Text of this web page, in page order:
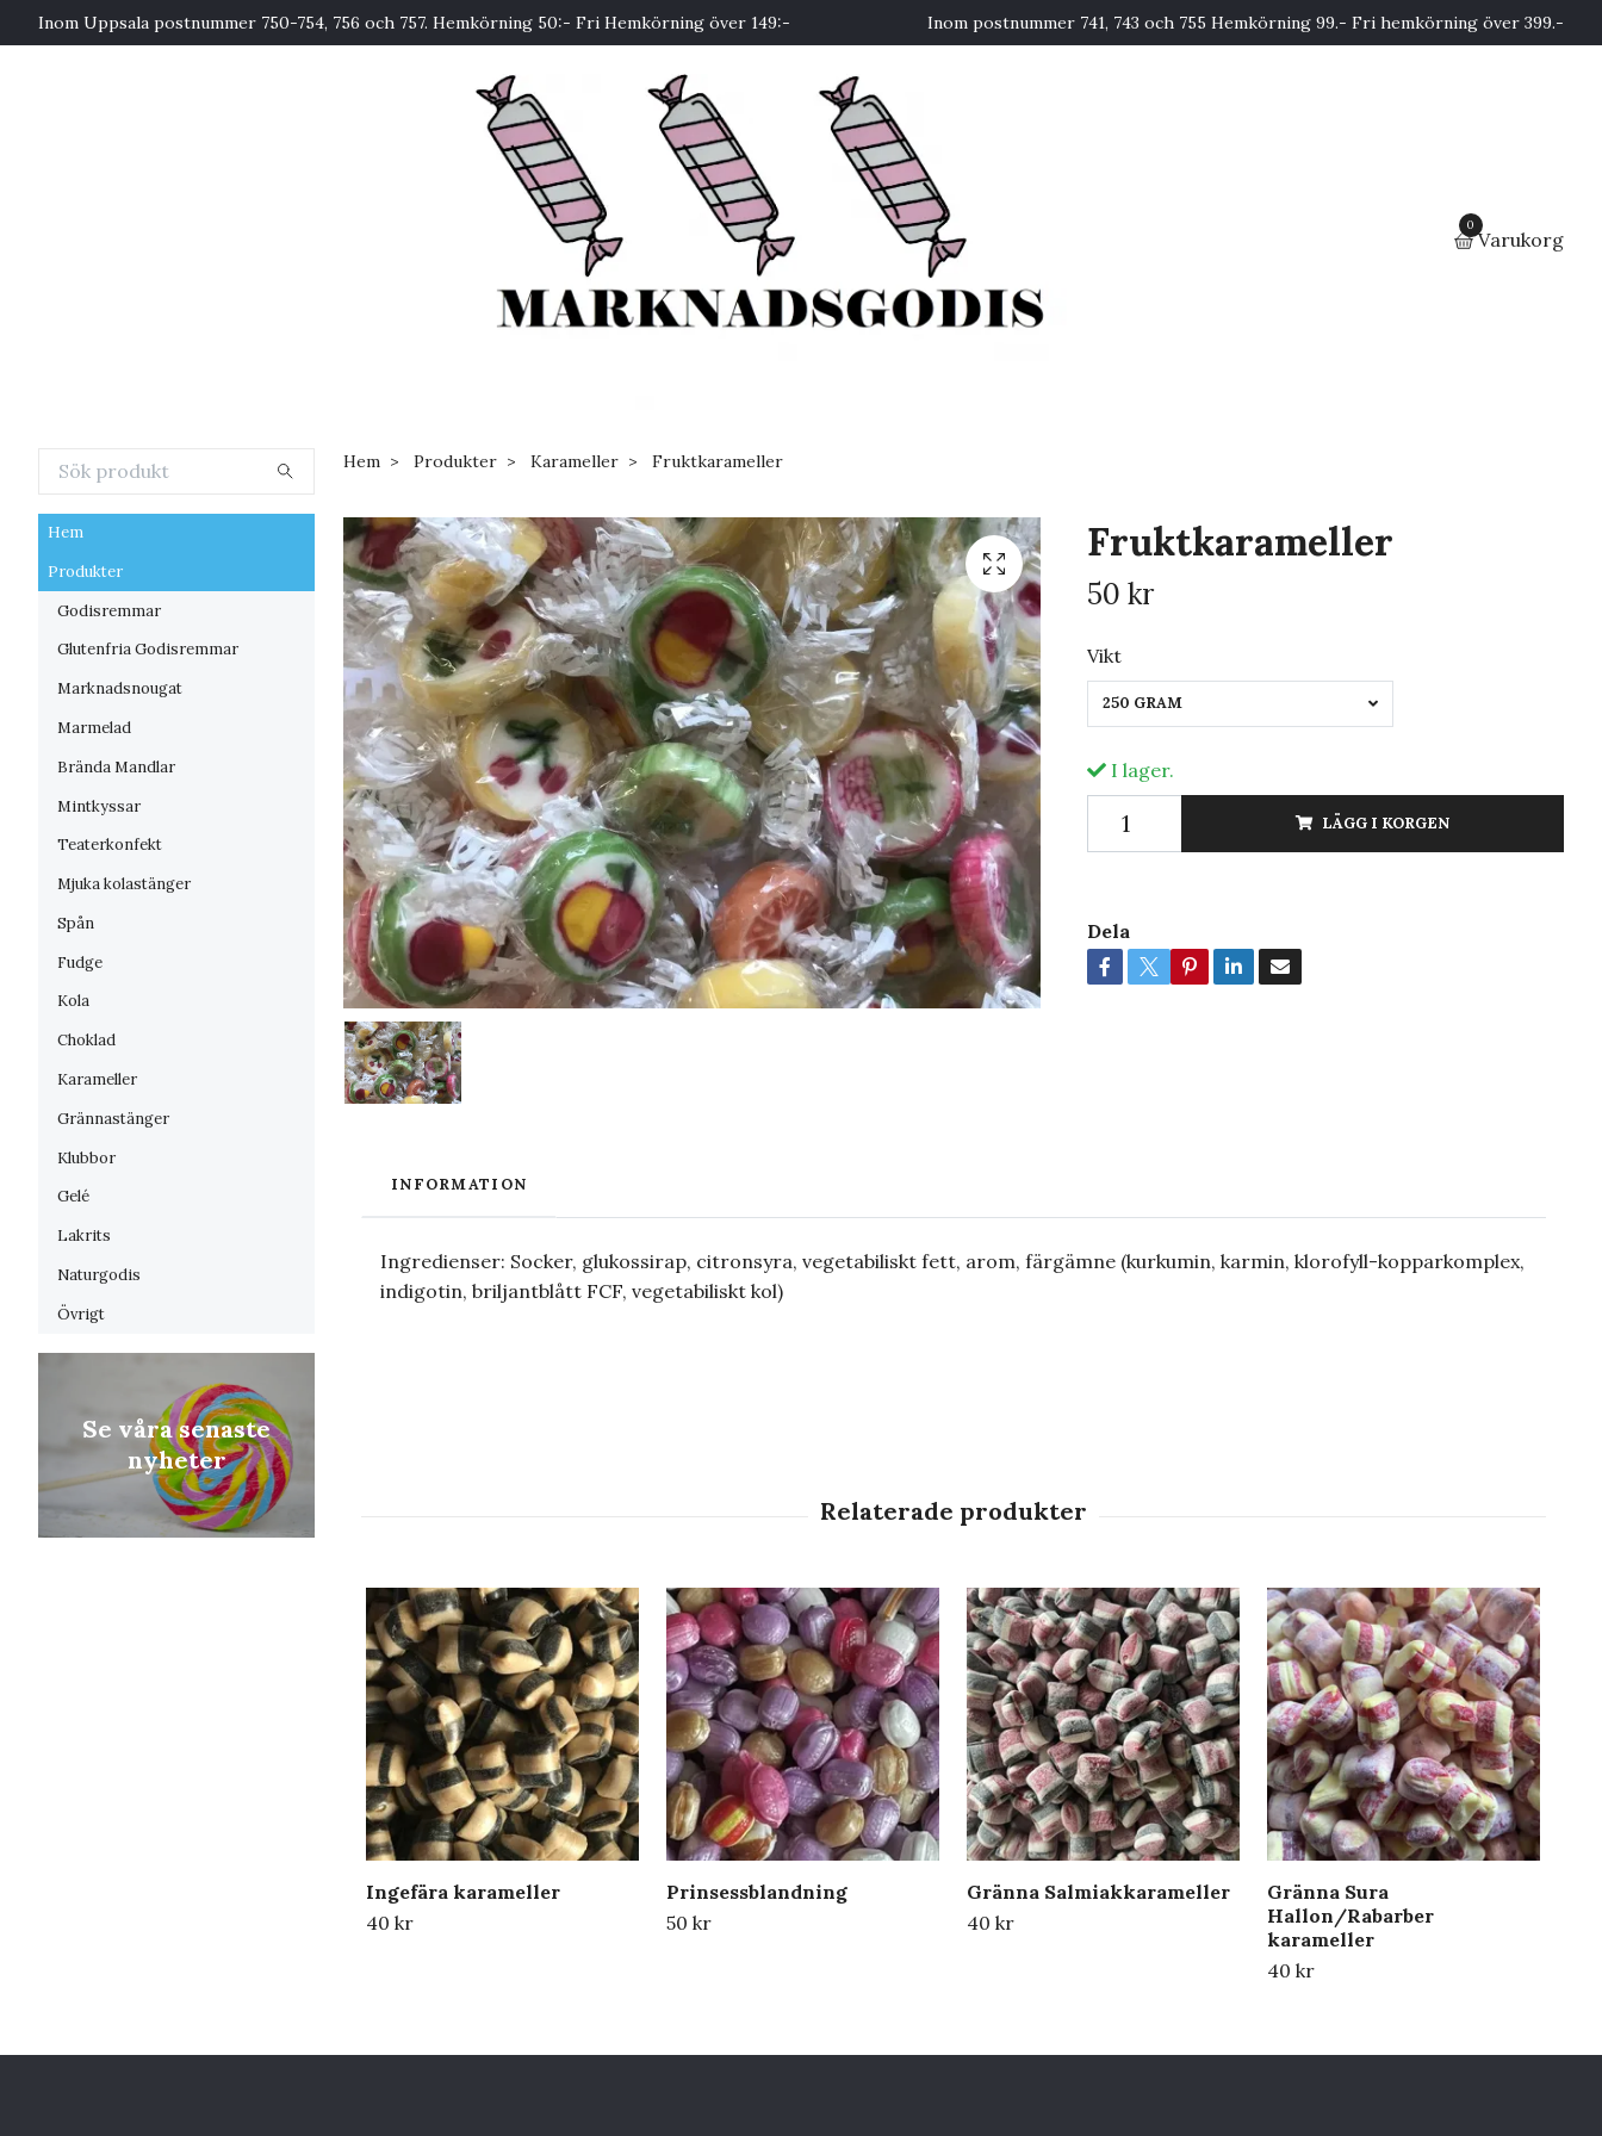
Inom Uppsala postnummer 750-754, 756 och 757. Hemkörning 50:- Fri Hemkörning över 149:- Inom postnummer 741, 743 och 755 Hemkörning 99.- Fri hemkörning över 399.-
0
Varukorg
Hem
Produkter
Godisremmar
Glutenfria Godisremmar
Marknadsnougat
Marmelad
Brända Mandlar
Mintkyssar
Teaterkonfekt
Mjuka kolastänger
Spån
Fudge
Kola
Choklad
Karameller
Grännastänger
Klubbor
Gelé
Lakrits
Naturgodis
Övrigt
Se våra senaste
nyheter
Hem Produkter Karameller Fruktkarameller
Fruktkarameller
50 kr
Vikt
250 GRAM
I lager.
LÄGG I KORGEN
Dela
INFORMATION
Ingredienser: Socker, glukossirap, citronsyra, vegetabiliskt fett, arom, färgämne (kurkumin, karmin, klorofyll-kopparkomplex,
indigotin, briljantblått FCF, vegetabiliskt kol)
Ingefära karameller
40 kr
Prinsessblandning
50 kr
Gränna Salmiakkarameller
40 kr
Gränna Sura
Hallon/Rabarber
karameller
40 kr